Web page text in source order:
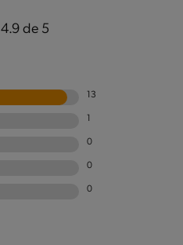
4.9 de 5
13
1
0
0
0